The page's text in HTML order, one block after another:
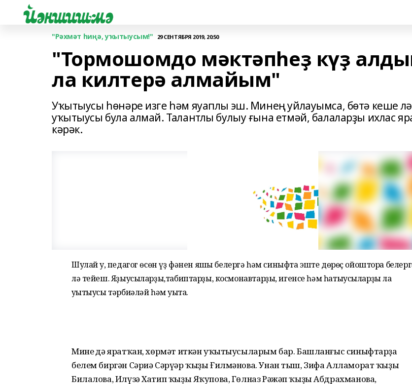
"Рәхмәт һиңә, уҡытыусым!" 29 СЕНТЯБРЯ 2019, 20:50
"Тормошомдо мәктәпһеҙ күҙ
ла килтерә алмайым"
Уҡытыусы һөнәре изге һәм яуаплы эш. Минең уйлауымса, бөтә кеше
уҡытыусы була алмай. Талантлы булыу ғына етмәй, балаларҙы ихлас
кәрәк.
Шулай уҡ, педагог өсөн үҙ фәнен яҡшы белергә һәм синыфта эште дөрөҫ ойоштора
лә тейеш. Яҙыусыларҙы,табиптарҙы, космонавтарҙы, игенсе һәм һатыусыларҙы ла
уҡытыусы тәрбиәләй һәм уҡыта.
Минең дә яратҡан, хөрмәт иткән уҡытыусыларым бар. Башланғыс синыфтарҙа
белем биргән Сәриә Сәрүәр ҡыҙы Ғилмәнова. Унан тыш, Зифа Алламорат ҡыҙы
Билалова, Илүзә Хатип ҡыҙы Яҡупова, Гөлназ Рәжәп ҡыҙы Абдрахманова,